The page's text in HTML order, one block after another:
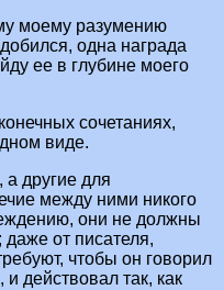
моему разумению
одна награда
ее в глубине моего
сочетаниях,
виде.
а другие для
между ними никого
они не должны
от писателя,
чтобы он говорил
действовал так, как